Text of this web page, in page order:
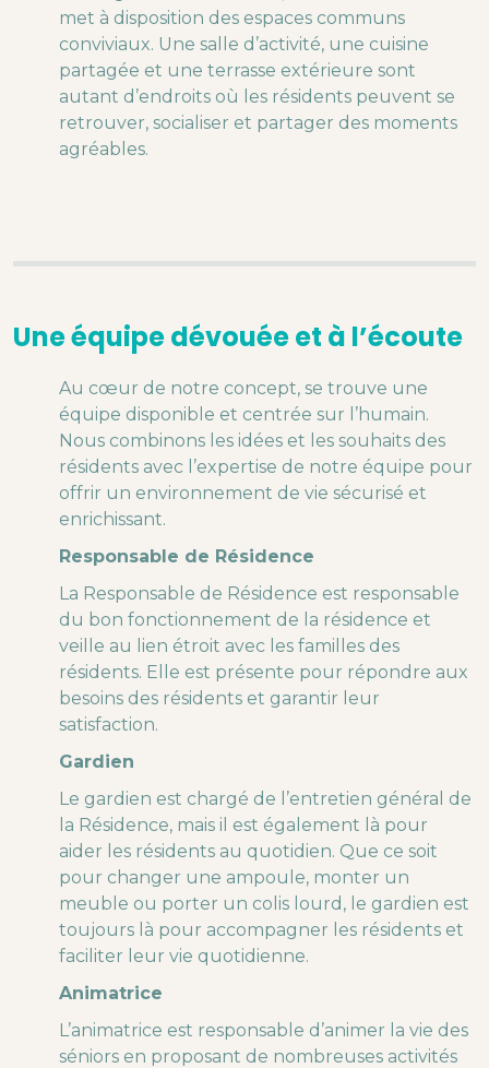
met à disposition des espaces communs
conviviaux. Une salle d’activité, une cuisine
partagée et une terrasse extérieure sont
autant d’endroits où les résidents peuvent se
retrouver, socialiser et partager des moments
agréables.
Une équipe dévouée et à l’écoute
Au cœur de notre concept, se trouve une
équipe disponible et centrée sur l’humain.
Nous combinons les idées et les souhaits des
résidents avec l’expertise de notre équipe pour
offrir un environnement de vie sécurisé et
enrichissant.
Responsable de Résidence
La Responsable de Résidence est responsable
du bon fonctionnement de la résidence et
veille au lien étroit avec les familles des
résidents. Elle est présente pour répondre aux
besoins des résidents et garantir leur
satisfaction.
Gardien
Le gardien est chargé de l’entretien général de
la Résidence, mais il est également là pour
aider les résidents au quotidien. Que ce soit
pour changer une ampoule, monter un
meuble ou porter un colis lourd, le gardien est
toujours là pour accompagner les résidents et
faciliter leur vie quotidienne.
Animatrice
L’animatrice est responsable d’animer la vie des
séniors en proposant de nombreuses activités